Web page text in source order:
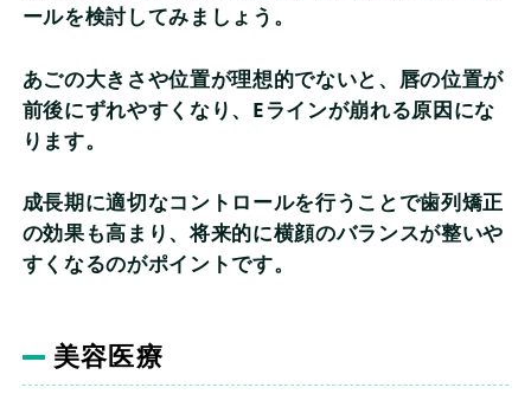
ールを検討してみましょう。
あごの大きさや位置が理想的でないと、唇の位置が
前後にずれやすくなり、Eラインが崩れる原因にな
ります。
成長期に適切なコントロールを行うことで歯列矯正
の効果も高まり、将来的に横顔のバランスが整いや
すくなるのがポイントです。
美容医療